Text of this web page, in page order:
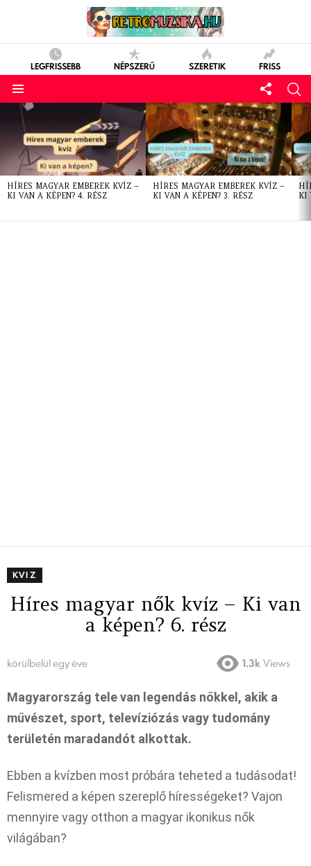
LEGFRISSEBB NÉPSZERŰ SZERETIK FRISS
LATEST
STORIES
HÍRES MAGYAR EMBEREK KVÍZ –
KI VAN A KÉPEN? 4. RÉSZ
HÍRES MAGYAR EMBEREK KVÍZ –
KI VAN A KÉPEN? 3. RÉSZ
KI
KVIZ
Híres magyar nők kvíz – Ki van
a képen? 6. rész
körülbelül egy éve 1.3k Views
Magyarország tele van legendás nőkkel, akik a
művészet, sport, televíziózás vagy tudomány
területén maradandót alkottak.
Ebben a kvízben most próbára teheted a tudásodat!
Felismered a képen szereplő hírességeket? Vajon
mennyire vagy otthon a magyar ikonikus nők
világában?